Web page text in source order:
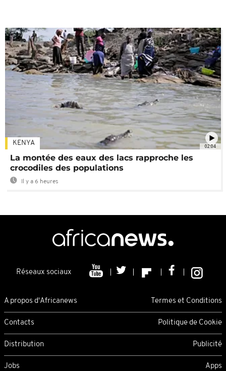
02:04
KENYA
La montée des eaux des lacs rapproche les
crocodiles des populations
Il y a 6 heures
Réseaux sociaux
A propos d'Africanews Termes et Conditions
Contacts Politique de Cookie
Distribution Publicité
Jobs Apps